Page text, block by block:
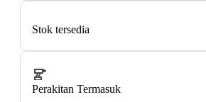
Stok tersedia
Perakitan Termasuk